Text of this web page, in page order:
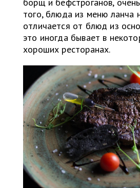
того, блюда из меню ланча
отличается от блюд из
это иногда бывает в
хороших ресторанах.